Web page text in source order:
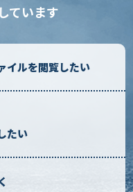
ています
イルを閲覧したい
たい